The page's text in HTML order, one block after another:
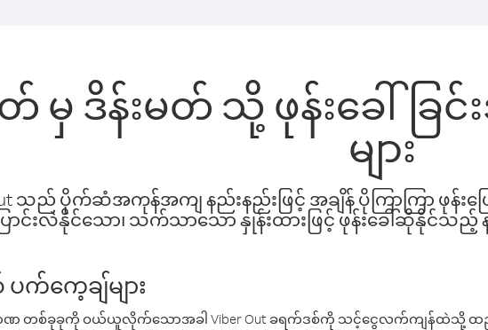
မှ ဒိန်းမတ် သို့ ဖုန်းခေါ်ခ
များ
သည် ပိုက်ဆံအကုန်အကျ နည်းနည်းဖြင့် အချိန် ပိုကြာကြာ ဖုန်
ောင်းလဲနိုင်သော၊ သက်သာသော နှုန်းထားဖြင့် ဖုန်းခေါ်ဆိုနိုင်သည့်
က်ကေ့ချ်များ
ဏ တစ်ခုခုကို ဝယ်ယူလိုက်သောအခါ Viber Out ခရက်ဒစ်ကို သင့်ငွေလက်ကျန်ထဲသို့ ထ